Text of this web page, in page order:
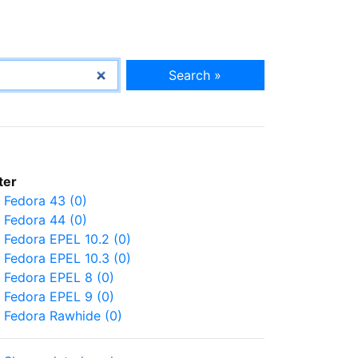
Search »
Fedora 43 (0)
Fedora 44 (0)
Fedora EPEL 10.2 (0)
Fedora EPEL 10.3 (0)
Fedora EPEL 8 (0)
Fedora EPEL 9 (0)
Fedora Rawhide (0)